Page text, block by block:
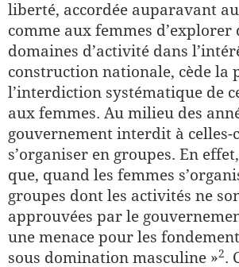
liberté, accordée auparavant
comme aux femmes
domaines d’activité dans
construction nationale, cède la
l’interdiction systématique de
aux femmes. Au milieu des
gouvernement interdit à celles-
s’organiser en groupes. En
que, quand les femmes
groupes dont les activités ne
approuvées par le
une menace pour les
sous domination masculine »​2​.